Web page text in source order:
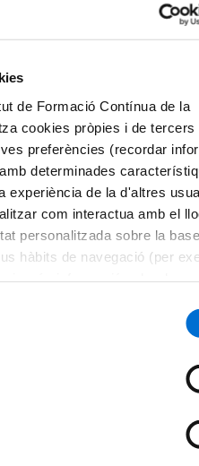
de Formació Contínua de la
cookies pròpies i de tercers
preferències (recordar
determinades
experiència de la d'altres
com interactua amb el
personalitzada sobre la
hàbits de navegació (per
Cultura
Transformació i Sostenibilitat
i Cultura
i Ciències de l'Esport
i Cultura